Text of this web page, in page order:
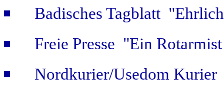
Badisches Tagblatt
Freie Presse "Ein
Nordkurier/Usedom